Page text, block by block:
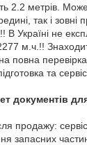
2.2 метрів.
так і
Україні не
м.ч.!!
повна
та
документів
продажу:
запасних